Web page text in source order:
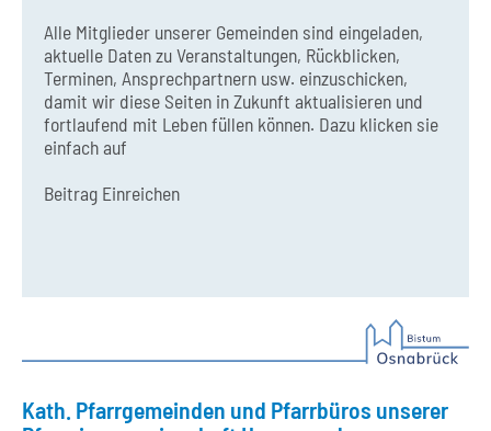
Alle Mitglieder unserer Gemeinden sind eingeladen,
aktuelle Daten zu Veranstaltungen, Rückblicken,
Terminen, Ansprechpartnern usw. einzuschicken,
damit wir diese Seiten in Zukunft aktualisieren und
fortlaufend mit Leben füllen können. Dazu klicken sie
einfach auf
Beitrag Einreichen
Kath. Pfarrgemeinden und Pfarrbüros unserer